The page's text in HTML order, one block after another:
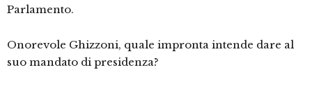
Parlamento.
Onorevole Ghizzoni, quale impronta intende dare al
suo mandato di presidenza?